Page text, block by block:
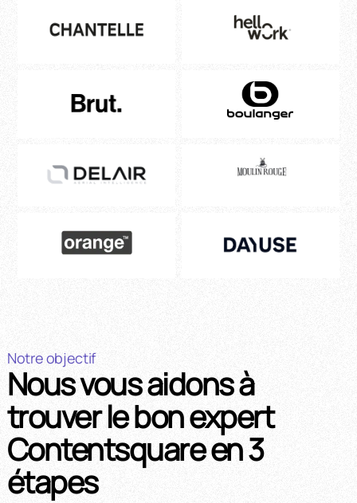
Notre objectif
Nous vous aidons à
trouver le bon expert
Contentsquare en 3
étapes